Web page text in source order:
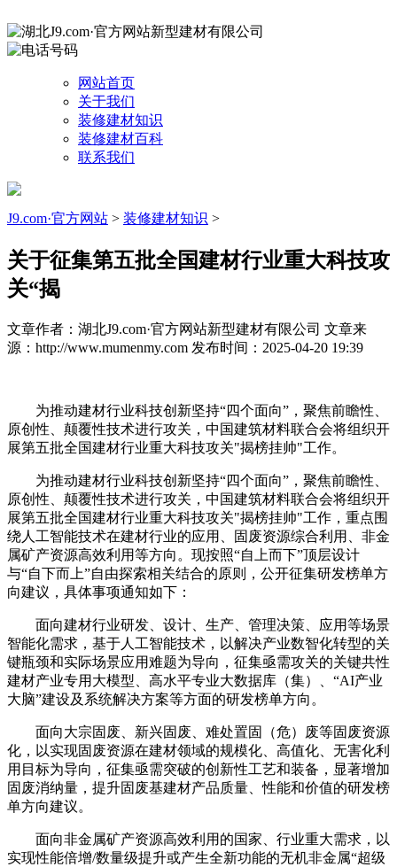
网站首页
关于我们
装修建材知识
装修建材百科
联系我们
J9.com·官方网站 > 装修建材知识 >
关于征集第五批全国建材行业重大科技攻
关“揭
文章作者：湖北J9.com·官方网站新型建材有限公司 文章来
源：http://www.mumenmy.com 发布时间：2025-04-20 19:39
为推动建材行业科技创新坚持“四个面向”，聚焦前瞻性、
原创性、颠覆性技术进行攻关，中国建筑材料联合会将组织开
展第五批全国建材行业重大科技攻关"揭榜挂帅"工作。
为推动建材行业科技创新坚持“四个面向”，聚焦前瞻性、
原创性、颠覆性技术进行攻关，中国建筑材料联合会将组织开
展第五批全国建材行业重大科技攻关"揭榜挂帅"工作，重点围
绕人工智能技术在建材行业的应用、固废资源综合利用、非金
属矿产资源高效利用等方向。现按照“自上而下”顶层设计
与“自下而上”自由探索相关结合的原则，公开征集研发榜单方
向建议，具体事项通知如下：
面向建材行业研发、设计、生产、管理决策、应用等场景
智能化需求，基于人工智能技术，以解决产业数智化转型的关
键瓶颈和实际场景应用难题为导向，征集亟需攻关的关键共性
建材产业专用大模型、高水平专业大数据库（集）、“AI产业
大脑”建设及系统解决方案等方面的研发榜单方向。
面向大宗固废、新兴固废、难处置固（危）废等固废资源
化，以实现固废资源在建材领域的规模化、高值化、无害化利
用目标为导向，征集亟需突破的创新性工艺和装备，显著增加
固废消纳量，提升固废基建材产品质量、性能和价值的研发榜
单方向建议。
面向非金属矿产资源高效利用的国家、行业重大需求，以
实现性能倍增/数量级提升或产生全新功能的无机非金属“超级